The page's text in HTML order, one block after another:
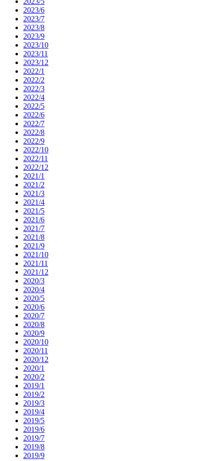
2023/6
2023/7
2023/8
2023/9
2023/10
2023/11
2023/12
2022/1
2022/2
2022/3
2022/4
2022/5
2022/6
2022/7
2022/8
2022/9
2022/10
2022/11
2022/12
2021/1
2021/2
2021/3
2021/4
2021/5
2021/6
2021/7
2021/8
2021/9
2021/10
2021/11
2021/12
2020/3
2020/4
2020/5
2020/6
2020/7
2020/8
2020/9
2020/10
2020/11
2020/12
2020/1
2020/2
2019/1
2019/2
2019/3
2019/4
2019/5
2019/6
2019/7
2019/8
2019/9